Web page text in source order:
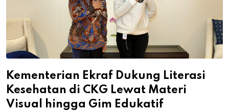
Kementerian Ekraf Dukung Literasi
Kesehatan di CKG Lewat Materi
Visual hingga Gim Edukatif